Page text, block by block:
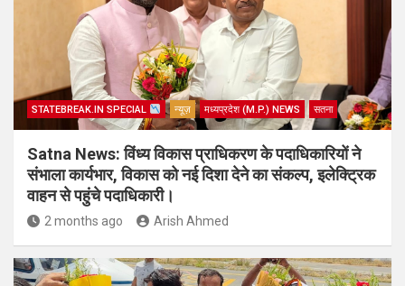
STATEBREAK.IN SPECIAL न्यूज़ मध्यप्रदेश (M.P.) NEWS सतना
Satna News: विंध्य विकास प्राधिकरण के पदाधिकारियों ने
संभाला कार्यभार, विकास को नई दिशा देने का संकल्प, इलेक्ट्रिक
वाहन से पहुंचे पदाधिकारी।
2 months ago Arish Ahmed